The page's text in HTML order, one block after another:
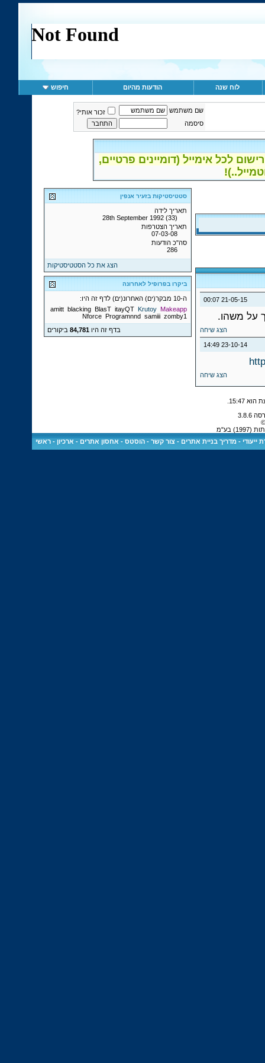
לוח שנה הודעות מהיום חיפוש
שם משתמש
זכור אותי?
סיסמה
לכל אימייל (דומיינים פרטיים,
21-05-15
00:07
על משהו.
הצג שיחה
23-10-14
14:49
הצג שיחה
סטטיסטיקות בזעיר אנפין
תאריך לידה
28th September 1992 (33)
תאריך הצטרפות
07-03-08
סה"כ הודעות
286
הצג את כל הסטטיסטיקות
ביקרו בפרופיל לאחרונה
ה-10 מבקר(ים) האחרונ(ים) לדף זה היו:
amitt blacking BlasT itayQT Krutoy Makeapp
Nforce Programnnd samiii zomby1
בדף זה היו84,781 ביקורים
15:47
בע"מ
ייעודי -מדריך בניית אתרים -צור קשר -הוסטס - אחסון אתרים - ארכיון -ראשי